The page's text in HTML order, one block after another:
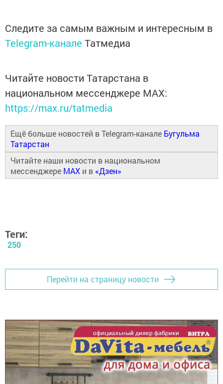
Следите за самым важным и интересным в
Telegram-канале Татмедиа
Читайте новости Татарстана в
национальном мессенджере MАХ:
https://max.ru/tatmedia
Ещё больше новостей в Telegram-канале Бугульма
Татарстан
Читайте наши новости в национальном
мессенджере MAX и в «Дзен»
Теги:
250
Перейти на страницу новости